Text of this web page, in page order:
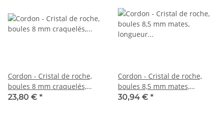
Cordon - Cristal de roche,
boules 8 mm craquelés,
mates, longueur 39,5 cm
23,80 € *
Cordon - Cristal de roche,
boules 8,5 mm mates,
longueur 39 cm /4645
30,94 € *